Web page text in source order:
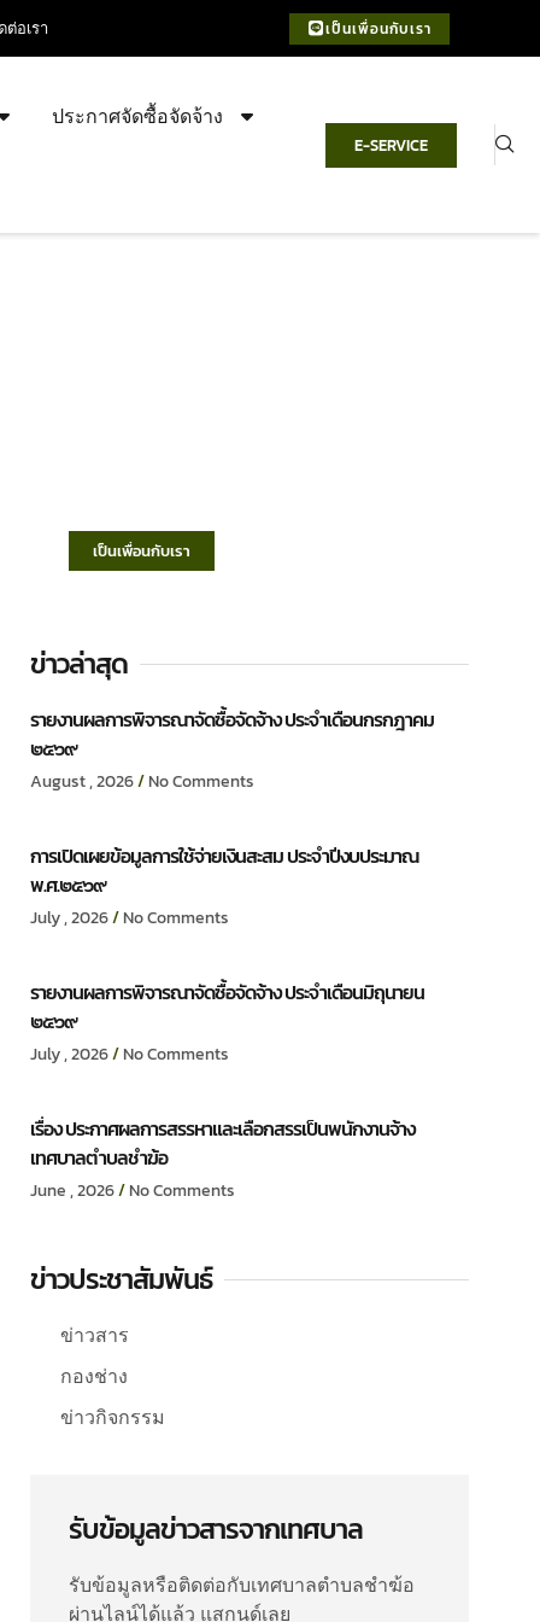
ต่อเรา เป็นเพื่อนกับเรา
ประกาศจัดซื้อจัดจ้าง
E-SERVICE
เป็นเพื่อนกับเรา
ข่าวล่าสุด
รายงานผลการพิจารณาจัดซื้อจัดจ้าง ประจำเดือนกรกฎาคม
๒๕๖๙
August , 2026 No Comments
การเปิดเผยข้อมูลการใช้จ่ายเงินสะสม ประจำปีงบประมาณ
พ.ศ.๒๕๖๙
July , 2026 No Comments
รายงานผลการพิจารณาจัดซื้อจัดจ้าง ประจำเดือนมิถุนายน
๒๕๖๙
July , 2026 No Comments
เรื่อง ประกาศผลการสรรหาและเลือกสรรเป็นพนักงานจ้าง
เทศบาลตำบลชำฆ้อ
June , 2026 No Comments
ข่าวประชาสัมพันธ์
ข่าวสาร
กองช่าง
ข่าวกิจกรรม
รับข้อมูลข่าวสารจากเทศบาล
รับข้อมูลหรือติดต่อกับเทศบาลตำบลชำฆ้อ
ผ่านไลน์ได้แล้ว แสกนด์เลย